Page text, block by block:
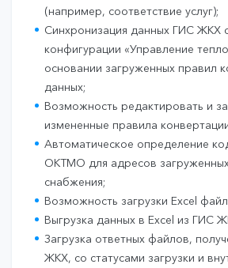
(например, соответствие услуг);
Синхронизация данных ГИС ЖКХ
конфигурации «Управление
основании загруженных правил
данных;
Возможность редактировать и
измененные правила
Автоматическое определение
ОКТМО для адресов
снабжения;
Возможность загрузки Excel
Выгрузка данных в Excel из ГИС
Загрузка ответных файлов,
ЖКХ, со статусами загрузки и